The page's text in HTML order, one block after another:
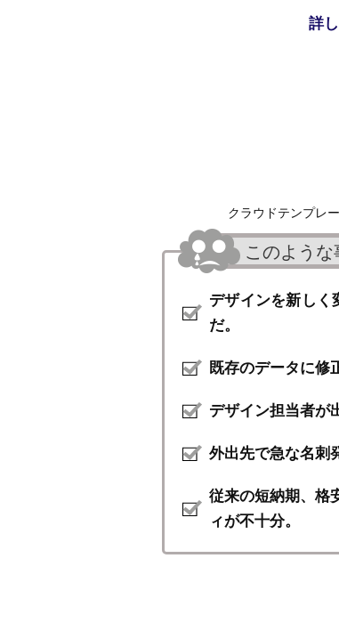
詳
クラウドテンプレ
このよう
デザインを新しく
だ。
既存のデータに修
デザイン担当者が
外出先で急な名刺
従来の短納期、格
ィが不十分。